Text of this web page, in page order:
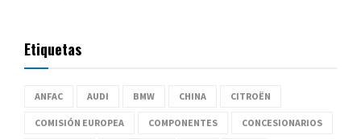
Etiquetas
ANFAC AUDI BMW CHINA CITROËN
COMISIÓN EUROPEA COMPONENTES CONCESIONARIOS